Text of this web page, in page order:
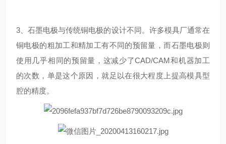
3、石墨电极与传统铜电极的设计不同。许多模具厂通常在
铜电极的粗加工和精加工有不同的预留量，而石墨电极则
使用几乎相同的预留量，这减少了CAD/CAM和机器加工
的次数，单是这个原因，就足以在很大程度上提高模具型
腔的精度。